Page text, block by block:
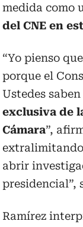
medida como
del CNE en
“Yo pienso
porque el
Ustedes
exclusiva de
Cámara”,
extralimitando
abrir
presidencial”,
Ramírez